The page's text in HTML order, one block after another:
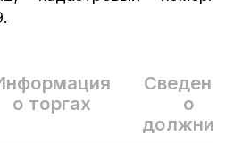
о торгах
Сведения
о